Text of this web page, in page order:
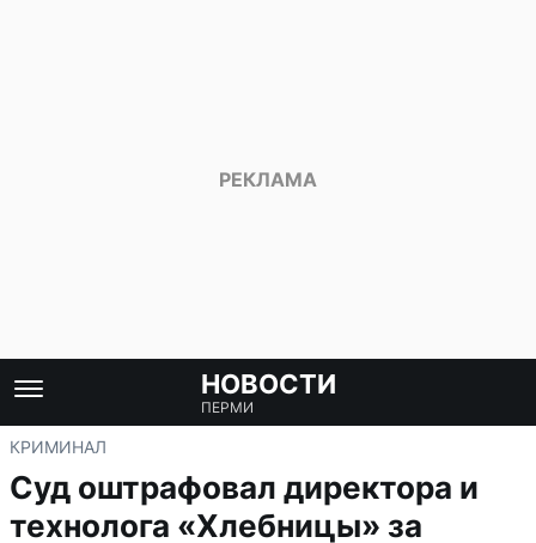
НОВОСТИ
ПЕРМИ
КРИМИНАЛ
Суд оштрафовал директора и
технолога «Хлебницы» за